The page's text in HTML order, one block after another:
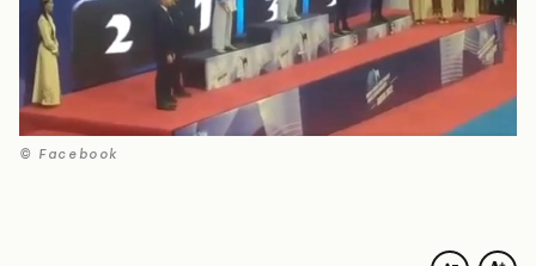
© Facebook